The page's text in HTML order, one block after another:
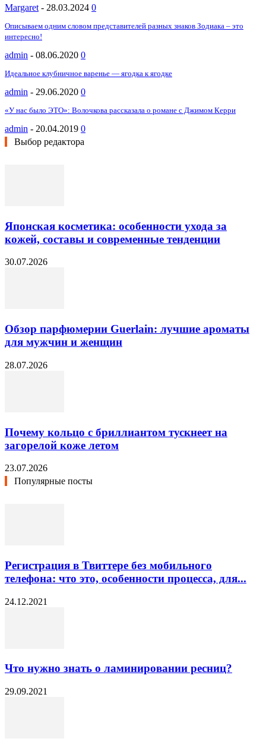
Margaret - 28.03.2024 0
Описываем одним словом представителей разных знаков Зодиака – это
интересно!
admin - 08.06.2020 0
Идеальное клубничное варенье — ягодка к ягодке
admin - 29.06.2020 0
«У нас было ЭТО»: Волочкова рассказала о романе с Джимом Керри
admin - 20.04.2019 0
Выбор редактора
Японская косметика: особенности ухода за
кожей, составы и современные тенденции
30.07.2026
Обзор парфюмерии Guerlain: лучшие ароматы
для мужчин и женщин
28.07.2026
Почему кольцо с бриллиантом тускнеет на
загорелой коже летом
23.07.2026
Популярные посты
Регистрация в Твиттере без мобильного
телефона: что это, особенности процесса, для...
24.12.2021
Что нужно знать о ламинировании ресниц?
29.09.2021